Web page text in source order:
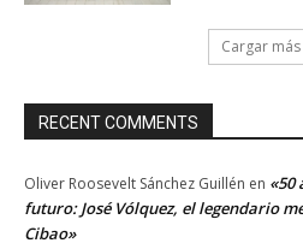
Cargar más
RECENT COMMENTS
Oliver Roosevelt Sánchez Guillén en «50
futuro: José Vólquez, el legendario
Cibao»